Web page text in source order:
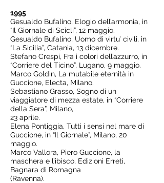
1995
Gesualdo Bufalino, Elogio dell’armonia, in
“Il Giornale di Scicli”, 12 maggio.
Gesualdo Bufalino, Uomo di virtu’ civili, in
“La Sicilia”, Catania, 13 dicembre.
Stefano Crespi, Fra i colori dell’azzurro, in
“Corriere del Ticino”, Lugano, 9 maggio.
Marco Goldin, La mutabile eternità in
Guccione, Electa, Milano.
Sebastiano Grasso, Sogno di un
viaggiatore di mezza estate, in “Corriere
della Sera”, Milano,
23 aprile.
Elena Pontiggia, Tutti i sensi nel mare di
Guccione, in “Il Giornale”, Milano, 20
maggio.
Marco Vallora, Piero Guccione, la
maschera e l’ibisco, Edizioni Erreti,
Bagnara di Romagna
(Ravenna).